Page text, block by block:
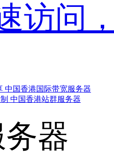
访问
中国香港国际带宽服务器
中国香港站群服务器
务器